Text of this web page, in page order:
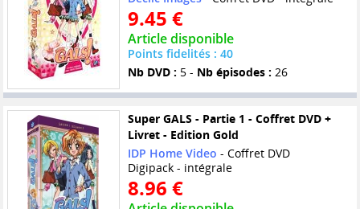
9.45 €
Article disponible
Points fidelités : 40
Nb DVD : 5 - Nb épisodes : 26
Super GALS - Partie 1 - Coffret DVD +
Livret - Edition Gold
IDP Home Video - Coffret DVD
Digipack - intégrale
8.96 €